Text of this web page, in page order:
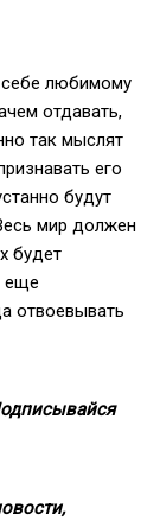
любимому
отдавать,
так мыслят
его
будут
мир должен
будет
еще
отвоевывать